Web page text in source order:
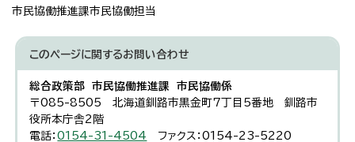
市民協働推進課市民協働担当
このページに関するお問い合わせ
総合政策部 市民協働推進課 市民協働係
〒085-8505 北海道釧路市黒金町7丁目5番地 釧路市
役所本庁舎2階
電話：0154-31-4504
ファクス：0154-23-5220